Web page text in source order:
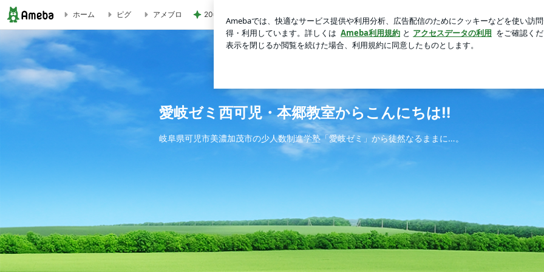
再起動します | 愛岐ゼミ西可児・本郷教室からこんにちは‼
ホーム ピグ アメブロ 20年前から知ってたと言える内容 ロ
愛岐ゼミ西可児・本郷教室からこんにちは‼
岐阜県可児市美濃加茂市の少人数制進学塾「愛岐ゼミ」から徒然なるままに…。